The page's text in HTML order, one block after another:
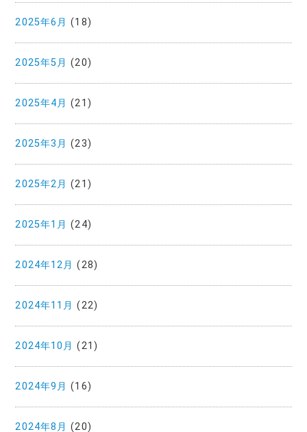
2025年6月 (18)
2025年5月 (20)
2025年4月 (21)
2025年3月 (23)
2025年2月 (21)
2025年1月 (24)
2024年12月 (28)
2024年11月 (22)
2024年10月 (21)
2024年9月 (16)
2024年8月 (20)